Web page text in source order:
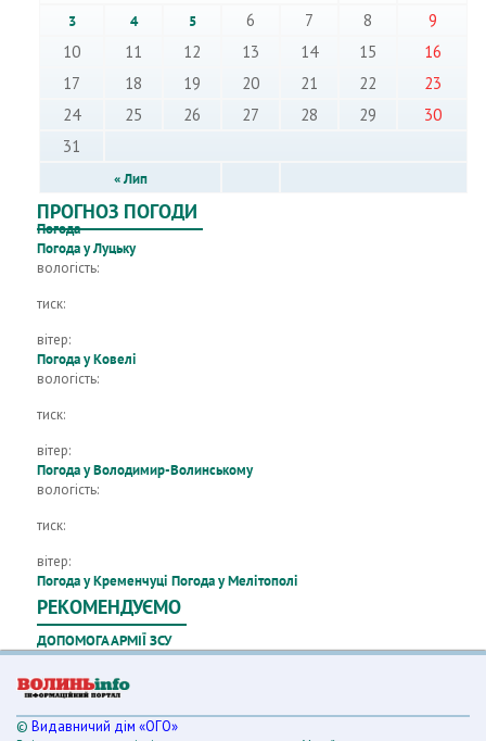
« Лип
3
4 5 6 7 8
9
10
11 12 13 14 15
16
17
18 19 20 21 22
23
24
25 26 27 28 29
30
31
ПРОГНОЗ ПОГОДИ
Погода
Погода у Луцьку
вологість:
тиск:
вітер:
Погода у Ковелі
вологість:
тиск:
вітер:
Погода у Володимир-Волинському
вологість:
тиск:
вітер:
Погода у Кременчуці Погода у Мелітополі
РЕКОМЕНДУЄМО
ДОПОМОГА АРМІЇ ЗСУ
© Видавничий дім «ОГО»